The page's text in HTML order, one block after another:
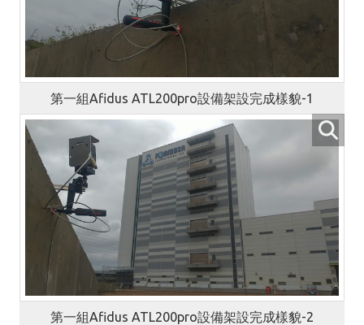
第一組Afidus ATL200pro設備架設完成樣貌-1
第一組Afidus ATL200pro設備架設完成樣貌-2